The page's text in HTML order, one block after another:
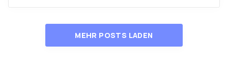
MEHR POSTS LADEN